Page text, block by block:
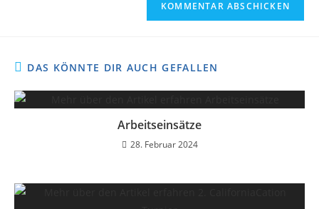
DAS KÖNNTE DIR AUCH GEFALLEN
Arbeitseinsätze
28. Februar 2024